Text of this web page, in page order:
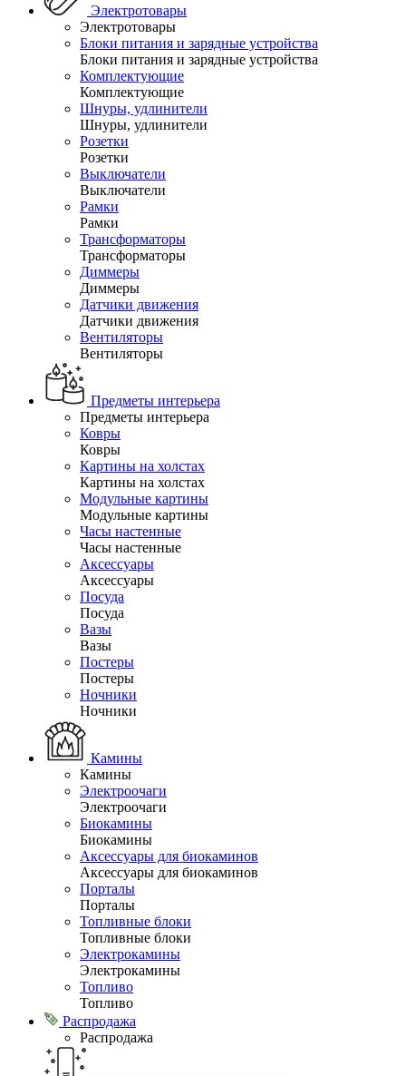
Электротовары
Электротовары
Блоки питания и зарядные устройства
Блоки питания и зарядные устройства
Комплектующие
Комплектующие
Шнуры, удлинители
Шнуры, удлинители
Розетки
Розетки
Выключатели
Выключатели
Рамки
Рамки
Трансформаторы
Трансформаторы
Диммеры
Диммеры
Датчики движения
Датчики движения
Вентиляторы
Вентиляторы
Предметы интерьера
Предметы интерьера
Ковры
Ковры
Картины на холстах
Картины на холстах
Модульные картины
Модульные картины
Часы настенные
Часы настенные
Аксессуары
Аксессуары
Посуда
Посуда
Вазы
Вазы
Постеры
Постеры
Ночники
Ночники
Камины
Камины
Электроочаги
Электроочаги
Биокамины
Биокамины
Аксессуары для биокаминов
Аксессуары для биокаминов
Порталы
Порталы
Топливные блоки
Топливные блоки
Электрокамины
Электрокамины
Топливо
Топливо
Распродажа
Распродажа